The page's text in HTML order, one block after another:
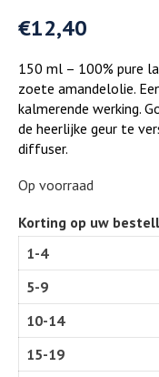
€12,40
150 ml – 100% pure
zoete amandelolie.
kalmerende werking.
de heerlijke geur te
diffuser.
Op voorraad
Korting op uw
1-4
5-9
10-14
15-19